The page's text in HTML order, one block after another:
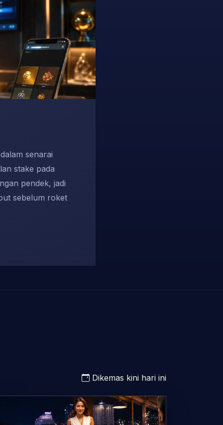
senarai
stake pada
pendek, jadi
sebelum roket
Dikemas kini hari ini